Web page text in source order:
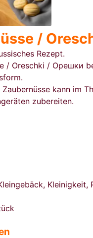
/
Rezept.
/ Oreschki / Oрешки
kann im
zubereiten.
Kleinigkeit,